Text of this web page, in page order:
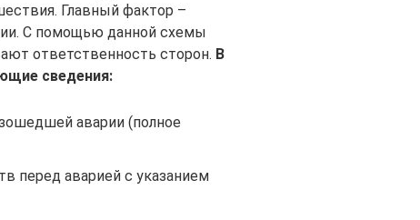
Главный фактор –
С помощью данной схемы
ответственность сторон. В
сведения:
аварии (полное
перед аварией с указанием